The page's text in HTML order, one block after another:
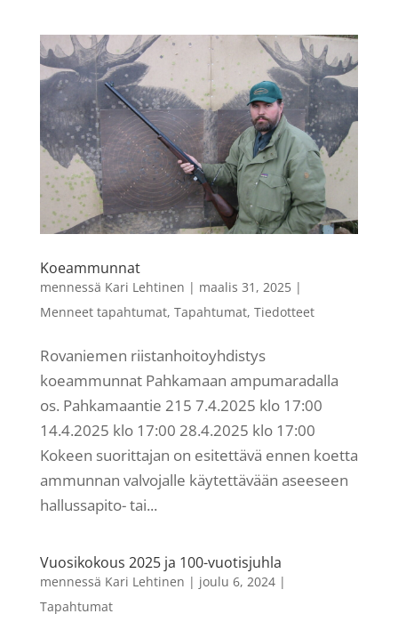
Koeammunnat
mennessä Kari Lehtinen | maalis 31, 2025|
Menneet tapahtumat, Tapahtumat, Tiedotteet
Rovaniemen riistanhoitoyhdistys
koeammunnat Pahkamaan ampumaradalla
os. Pahkamaantie 215 7.4.2025 klo 17:00
14.4.2025 klo 17:00 28.4.2025 klo 17:00
Kokeen suorittajan on esitettävä ennen koetta
ammunnan valvojalle käytettävään aseeseen
hallussapito- tai...
Vuosikokous 2025 ja 100-vuotisjuhla
mennessä Kari Lehtinen | joulu 6, 2024|
Tapahtumat